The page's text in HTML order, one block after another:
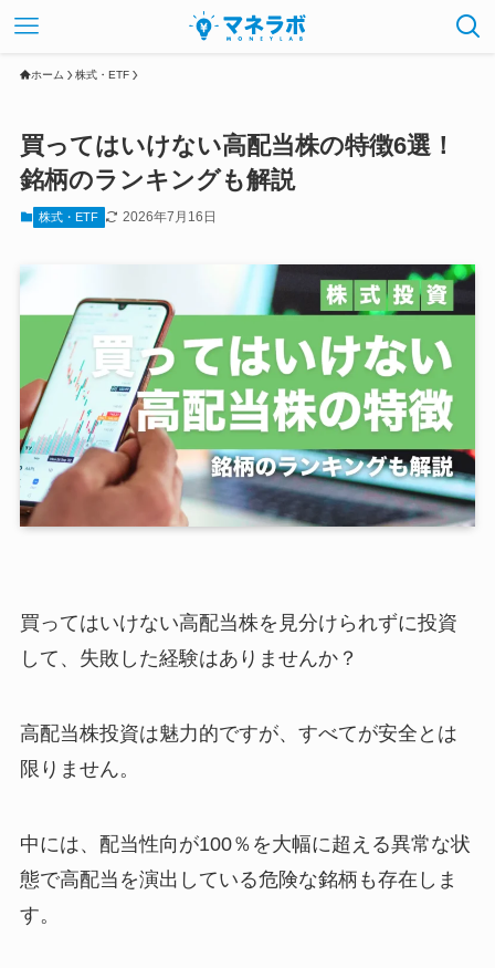
ホーム 株式・ETF
買ってはいけない高配当株の特徴6選！
銘柄のランキングも解説
株式・ETF 2026年7月16日
買ってはいけない高配当株を見分けられずに投資
して、失敗した経験はありませんか？
高配当株投資は魅力的ですが、すべてが安全とは
限りません。
中には、配当性向が100％を大幅に超える異常な状
態で高配当を演出している危険な銘柄も存在しま
す。